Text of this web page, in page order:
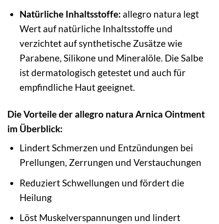
Natürliche Inhaltsstoffe: allegro natura legt
Wert auf natürliche Inhaltsstoffe und
verzichtet auf synthetische Zusätze wie
Parabene, Silikone und Mineralöle. Die Salbe
ist dermatologisch getestet und auch für
empfindliche Haut geeignet.
Die Vorteile der allegro natura Arnica Ointment
im Überblick:
Lindert Schmerzen und Entzündungen bei
Prellungen, Zerrungen und Verstauchungen
Reduziert Schwellungen und fördert die
Heilung
Löst Muskelverspannungen und lindert